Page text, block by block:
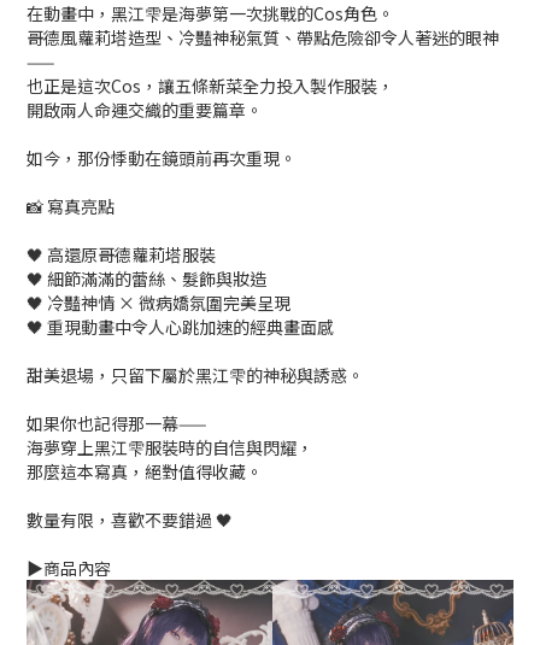
在動畫中，黑江雫是海夢第一次挑戰的Cos角色。
哥德風蘿莉塔造型、冷豔神秘氣質、帶點危險卻令人著迷的眼神
——
也正是這次Cos，讓五條新菜全力投入製作服裝，
開啟兩人命運交織的重要篇章。
如今，那份悸動在鏡頭前再次重現。
📸 寫真亮點
🖤 高還原哥德蘿莉塔服裝
🖤 細節滿滿的蕾絲、髮飾與妝造
🖤 冷豔神情 × 微病嬌氛圍完美呈現
🖤 重現動畫中令人心跳加速的經典畫面感
甜美退場，只留下屬於黑江雫的神秘與誘惑。
如果你也記得那一幕——
海夢穿上黑江雫服裝時的自信與閃耀，
那麼這本寫真，絕對值得收藏。
數量有限，喜歡不要錯過 🖤
▶️商品內容